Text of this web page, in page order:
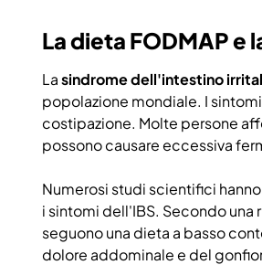
La dieta FODMAP
Lasindrome dell'intestino
popolazione mondiale. I
costipazione. Molte persone
possono causare eccessiva
Numerosi studi scientifici
i sintomi dell'IBS. Secondo
seguono una dieta a basso
dolore addominale e del